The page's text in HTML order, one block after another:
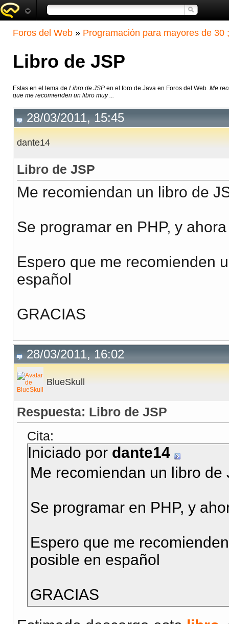
Foros del Web » Programación para mayores de 30
Libro de JSP
Estas en el tema de Libro de JSP en el foro de Java en Foros del Web. Me
que me recomienden un libro muy ...
28/03/2011, 15:45
dante14
Libro de JSP
Me recomiendan un libro de
Se programar en PHP, y
Espero que me recomienden
español
GRACIAS
28/03/2011, 16:02
BlueSkull
Respuesta: Libro de JSP
Cita:
Iniciado por dante14
Me recomiendan un libro de
Se programar en PHP, y
Espero que me
posible en español
GRACIAS